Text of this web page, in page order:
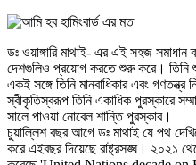
ডঃ ওয়াঙ্গারি মাথাই- এর এই সহজ
দেশগুলিও প্রয়োগ করতে শুরু করে। তিনি
একই সঙ্গে তিনি মানবাধিকার এবং
স্বীকৃতিস্বরূপ তিনি একাধিক পুরস্কারে
সালে পাওয়া নোবেল শান্তি পুরস্কার।
চুয়াল্লিশ বছর আগে ডঃ মাথাই যে পথ
করে এইবছর দিয়েছে রাষ্ট্রসঙ্ঘ। ২০২১